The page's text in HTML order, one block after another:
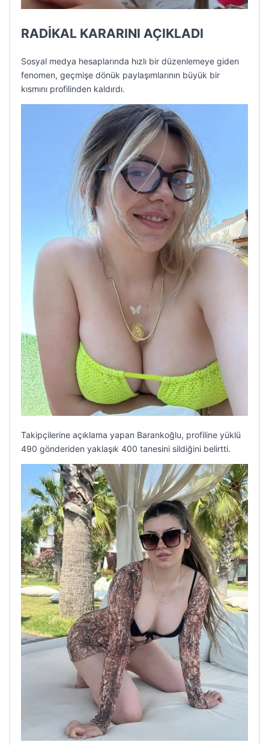
RADİKAL KARARINI AÇIKLADI
Sosyal medya hesaplarında hızlı bir düzenlemeye giden
fenomen, geçmişe dönük paylaşımlarının büyük bir
kısmını profilinden kaldırdı.
Takipçilerine açıklama yapan Barankoğlu, profiline yüklü
490 gönderiden yaklaşık 400 tanesini sildiğini belirtti.